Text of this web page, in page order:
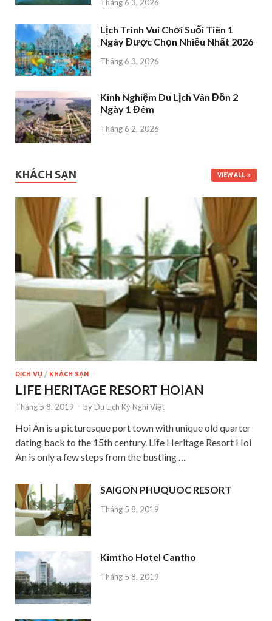
Tháng 6 3, 2026
Lịch Trình Vui Chơi Suối Tiên 1
Ngày Được Chọn Nhiều Nhất 2026
Tháng 6 3, 2026
Kinh Nghiệm Du Lịch Vân Đồn 2
Ngày 1 Đêm
Tháng 6 2, 2026
KHÁCH SẠN VIEW ALL
DỊCH VỤ / KHÁCH SẠN
LIFE HERITAGE RESORT HOIAN
Tháng 5 8, 2019 - by Du Lịch Kỳ Nghỉ Việt
Hoi An is a picturesque port town with unique old quarter
dating back to the 15th century. Life Heritage Resort Hoi
An is only a few steps from the bustling …
SAIGON PHUQUOC RESORT
Tháng 5 8, 2019
Kimtho Hotel Cantho
Tháng 5 8, 2019